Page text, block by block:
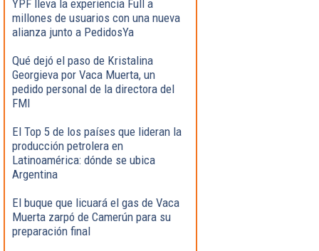
YPF lleva la experiencia Full a
millones de usuarios con una nueva
alianza junto a PedidosYa
Qué dejó el paso de Kristalina
Georgieva por Vaca Muerta, un
pedido personal de la directora del
FMI
El Top 5 de los países que lideran la
producción petrolera en
Latinoamérica: dónde se ubica
Argentina
El buque que licuará el gas de Vaca
Muerta zarpó de Camerún para su
preparación final